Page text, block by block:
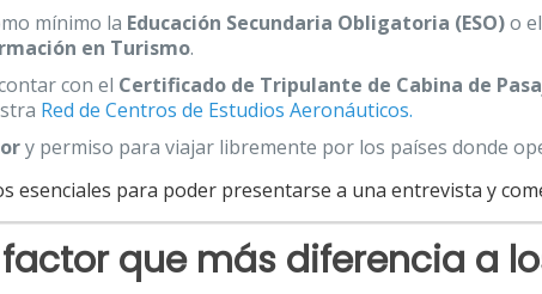
mínimo la Educación Secundaria Obligatoria (ESO)o
en Turismo.
con el Certificado de Tripulante de Cabina de
Red de Centros de Estudios Aeronáuticos.
y permiso para viajar libremente por los países donde
esenciales para poder presentarse a una entrevista y
que más diferencia a